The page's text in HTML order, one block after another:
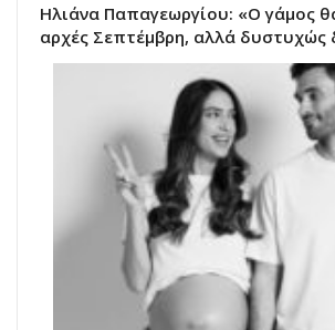
Ηλιάνα Παπαγεωργίου: «Ο γάμος
αρχές Σεπτέμβρη, αλλά δυστυχώς